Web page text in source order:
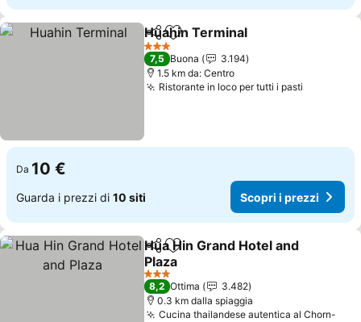
CondividiAggiungi ai preferiti
Huahin Terminal
3 Stelle
7,5 Buona
3.194
1.5 km da: Centro
Ristorante in loco per tutti i pasti
Da 10 €
Guarda i prezzi di 10 siti Scopri i prezzi
CondividiAggiungi ai preferiti
Hua Hin Grand Hotel and
Plaza
3 Stelle
8,2 Ottima
3.482
0.3 km dalla spiaggia
Cucina thailandese autentica al Chorn-